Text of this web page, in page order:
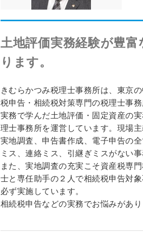
土地評価実務経験が豊
ります。
きむらかつみ税理士事務所は、東京
税申告・相続税対策専門の税理士事
実務で学んだ土地評価・固定資産の
理士事務所を運営しています。現場
実地調査、申告書作成、電子申告の
ミス、連絡ミス、引継ぎミスがない
また、実地調査の充実こそ資産税専
士と専任助手の２人で相続税申告対
必ず実施しています。
相続税申告などの実務でお悩みがあ